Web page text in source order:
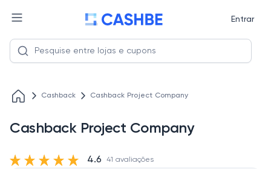
Entrar
Cashback Cashback Project Company
Cashback Project Company
4.6 41 avaliações